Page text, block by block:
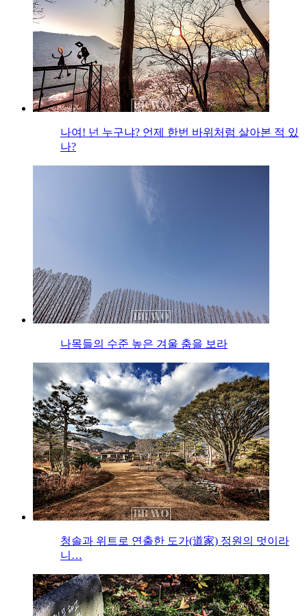
나여! 넌 누구냐? 언제 한번 바위처럼 살아본 적 있
나?
나목들의 수준 높은 겨울 춤을 보라
청솔과 위트로 연출한 도가(道家) 정원의 멋이라
니…